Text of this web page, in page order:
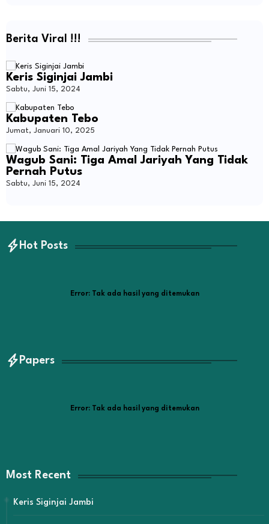
Berita Viral !!!
Keris Siginjai Jambi
Sabtu, Juni 15, 2024
Kabupaten Tebo
Jumat, Januari 10, 2025
Wagub Sani: Tiga Amal Jariyah Yang Tidak
Pernah Putus
Sabtu, Juni 15, 2024
Hot Posts
Error:Tak ada hasil yang ditemukan
Papers
Error:Tak ada hasil yang ditemukan
Most Recent
Keris Siginjai Jambi